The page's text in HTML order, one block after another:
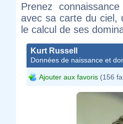
Prenez
avec sa carte du ciel,
le calcul de ses
Kurt Russell
Données de naissance et
Ajouter aux favoris (156